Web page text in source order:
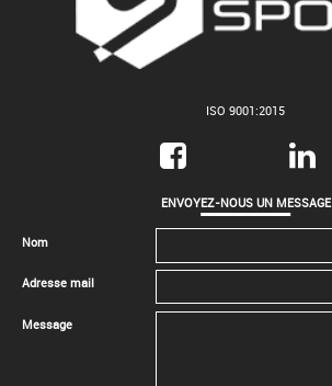
ISO 9001:2015
ENVOYEZ-NOUS UN MESSAGE
Nom
Adresse mail
Message